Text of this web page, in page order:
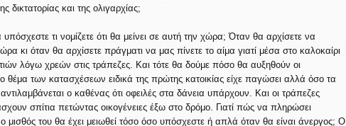
και της ολιγαρχίας;
τι νομίζετε ότι θα μείνει σε αυτή την χώρα; Όταν θα αρχίσετε να
κι όταν θα αρχίσετε πράγματι να μας πίνετε το αίμα γιατί μέσα στο καλοκαίρι
λόγω χρεών στις τράπεζες. Και τότε θα δούμε πόσο θα αυξηθούν οι
θέμα των κατασχέσεων ειδικά της πρώτης κατοικίας είχε παγώσει αλλά όσο τα
ο καθένας ότι οφειλές στα δάνεια υπάρχουν. Και οι τράπεζες
σπίτια πετώντας οικογένειες έξω στο δρόμο. Γιατί πώς να πληρώσει
μισθός του θα έχει μειωθεί τόσο όσο υπόσχεστε ή απλά όταν θα είναι άνεργος; Ο